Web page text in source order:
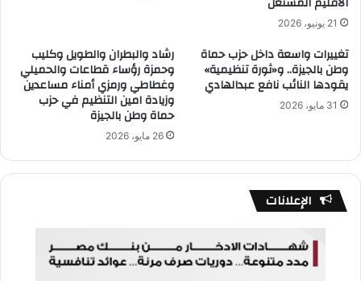
21 يونيو، 2026
تغييرات واسعة داخل حزب حماة
وطن بالجيزة.. و«ثورة تنظيمية»
يقودها النائب نافع عبدالهادي
31 مايو، 2026
رشاد والبطران والطويل وكليب
وحمزة رؤساء قطاعات والحميلي
وغطاطي ورمزي أمناء مساعدين
وزيادة امين التنظيم في حزب
حماة وطن بالجيزة
26 مايو، 2026
الإعلانات